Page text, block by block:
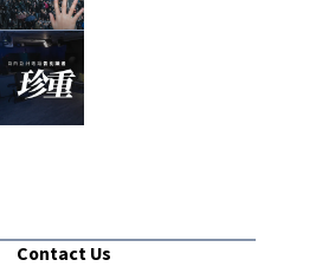
Contact Us